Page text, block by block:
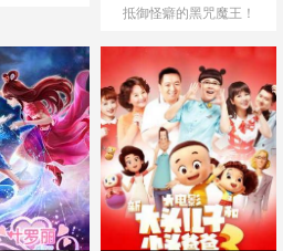
彩灵堡
抵御怪癖的黑咒魔王！